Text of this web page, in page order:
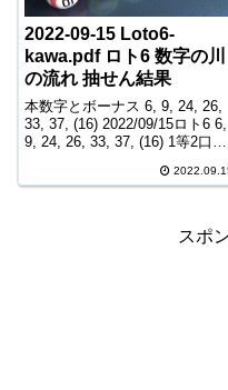
2022-09-15 Loto6-
kawa.pdf ロト6 数字の川
の流れ 抽せん結果
本数字とボーナス 6, 9, 24, 26,
33, 37, (16) 2022/09/15ロト6 6,
9, 24, 26, 33, 37, (16) 1等2口
12,557,000円 3等283口 2...
スポ